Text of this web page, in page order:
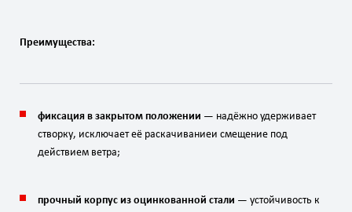
Преимущества:
фиксация в закрытом положении — надёжно удерживает
створку, исключаетеё раскачиваниеи смещение под
действием ветра;
прочный корпус из оцинкованной стали — устойчивость к